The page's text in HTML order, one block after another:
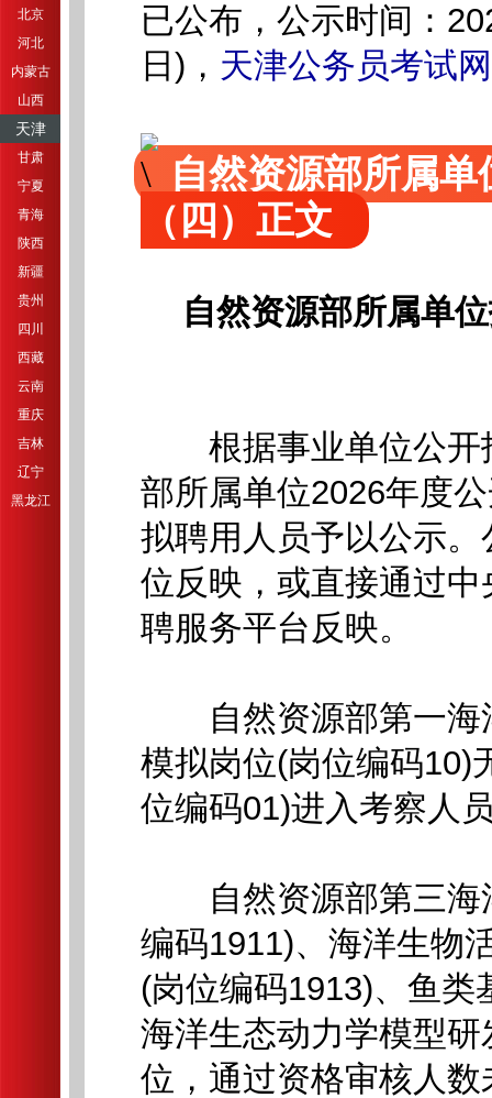
北京
河北
内蒙古
山西
天津
甘肃
宁夏
青海
陕西
新疆
贵州
四川
西藏
云南
重庆
吉林
辽宁
黑龙江
已公布，公示时间：
日)， 天津公务员考试网
自然资源部所属
（四）正文
自然资源部所属单
根据事业单位公开
部所属单位2026年度
拟聘用人员予以公示
位反映，或直接通过
聘服务平台反映。
自然资源部第一海
模拟岗位(岗位编码10)
位编码01)进入考察人
自然资源部第三海
编码1911)、海洋生物
(岗位编码1913)、鱼类
海洋生态动力学模型
位，通过资格审核人